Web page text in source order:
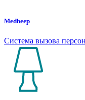
Medbeep
Система вызова